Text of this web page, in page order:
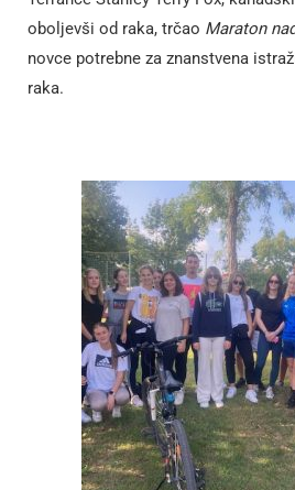
oboljevši od raka, trčao Maraton
novce potrebne za znanstvena
raka.